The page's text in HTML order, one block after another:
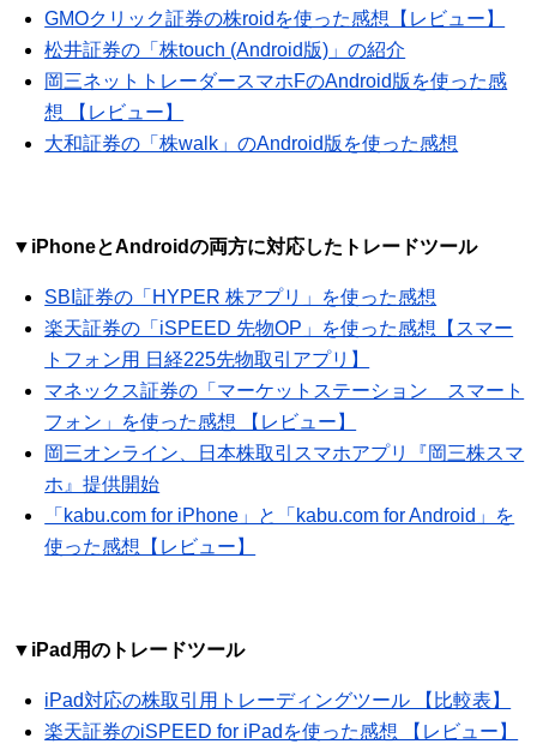
GMOクリック証券の株roidを使った感想【レビュー】
松井証券の「株touch (Android版)」の紹介
岡三ネットトレーダースマホFのAndroid版を使った感
想 【レビュー】
大和証券の「株walk」のAndroid版を使った感想
▼iPhoneとAndroidの両方に対応したトレードツール
SBI証券の「HYPER 株アプリ」を使った感想
楽天証券の「iSPEED 先物OP」を使った感想【スマー
トフォン用 日経225先物取引アプリ】
マネックス証券の「マーケットステーション スマート
フォン」を使った感想 【レビュー】
岡三オンライン、日本株取引スマホアプリ『岡三株スマ
ホ』提供開始
「kabu.com for iPhone」と「kabu.com for Android」を
使った感想【レビュー】
▼iPad用のトレードツール
iPad対応の株取引用トレーディングツール 【比較表】
楽天証券のiSPEED for iPadを使った感想 【レビュー】